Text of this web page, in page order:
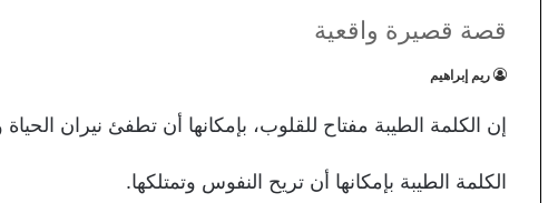
قصة قصيرة واقعية
ريم إبراهيم
إن الكلمة الطيبة مفتاح للقلوب، بإمكانها أن تطفئ نيران
الكلمة الطيبة بإمكانها أن تريح النفوس وتمتلكها.